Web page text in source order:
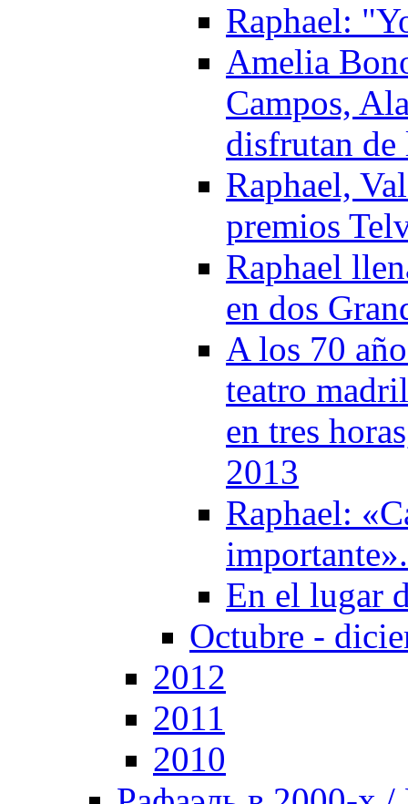
Raphael:
Amelia
Campos,
disfrutan de
Raphael,
premios
Raphael
en dos
A los 70
teatro
en tres
2013
Raphael:
En el lugar
Octubre -
2012
2011
2010